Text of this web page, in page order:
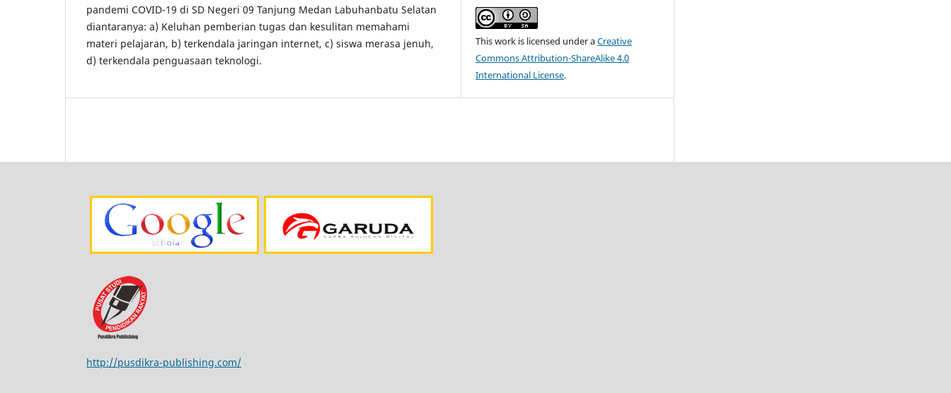
pandemi COVID-19 di SD Negeri 09 Tanjung Medan Labuhanbatu Selatan
diantaranya: a) Keluhan pemberian tugas dan kesulitan memahami
materi pelajaran, b) terkendala jaringan internet, c) siswa merasa jenuh,
d) terkendala penguasaan teknologi.
This work is licensed under aCreative
Commons Attribution-ShareAlike 4.0
International License.
http://pusdikra-publishing.com/